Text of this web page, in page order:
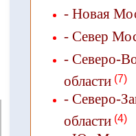
- Новая
- Север
- Северо-
области(7)
- Северо-
области(4)